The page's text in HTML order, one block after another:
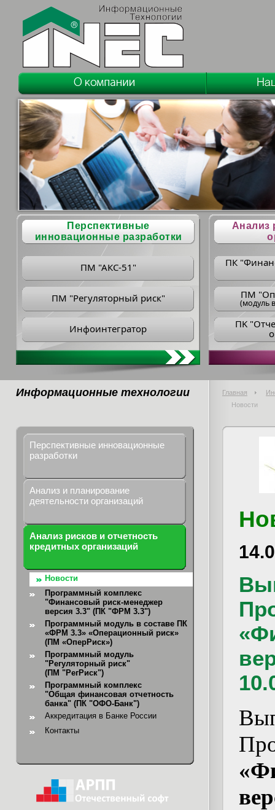
Перспективные
инновационные разработки
ПМ "АКС-51"
ПМ "Регуляторный риск"
Инфоинтегратор
Анализ
ПК
ПM
(модуль
ПK
Информационные технологии Главная
Новости
Перспективные инновационные
разработки
Анализ и планирование
деятельности организаций
Анализ рисков и отчетность
кредитных организаций
Новости
Программный комплекс
"Финансовый риск-менеджер
версия 3.3" (ПК "ФРМ 3.3")
Программный модуль в составе ПК
«ФРМ 3.3» «Операционный риск»
(ПМ «ОперРиск»)
Программный модуль
"Регуляторный риск"
(ПМ "РегРиск")
Программный комплекс
"Общая финансовая отчетность
банка" (ПК "ОФО-Банк")
Аккредитация в Банке России
Контакты